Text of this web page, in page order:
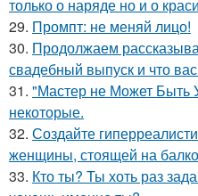
только о наряде но и о
29. Промпт: не меняй лицо!
30. Продолжаем
свадебный выпуск и что
31. "Мастер не Может Быть
некоторые.
32. Создайте
женщины, стоящей на
33. Кто ты? Ты хоть раз